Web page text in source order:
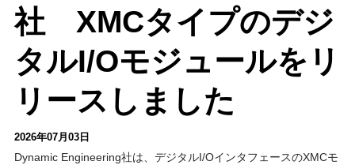
社 XMCタイプのデジ
タルI/Oモジュールをリ
リースしました
2026年07月03日
Dynamic Engineering社は、デジタルI/OインタフェースのXMCモ